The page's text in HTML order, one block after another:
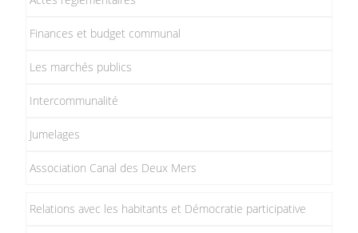
Finances et budget communal
Les marchés publics
Intercommunalité
Jumelages
Association Canal des Deux Mers
Relations avec les habitants et Démocratie participative